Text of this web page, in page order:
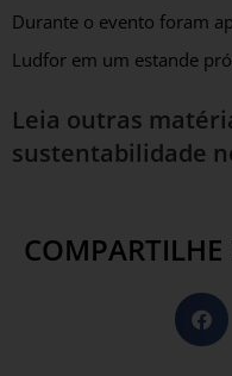
Durante o evento foram
Ludfor em um estande
Leia outras
sustentabilidade
COMPARTILHE